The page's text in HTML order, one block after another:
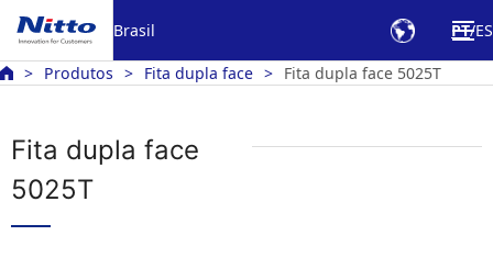
Brasil PT ES
Produtos Fita dupla face Fita dupla face 5025T
Fita dupla face
5025T